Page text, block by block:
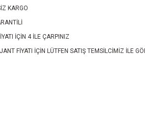
KARGO
İÇİN 4 İLE ÇARPINIZ
FİYATI İÇİN LÜTFEN SATIŞ TEMSİLCİMİZ İLE